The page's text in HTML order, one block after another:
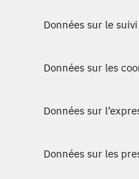
Données sur le
Données sur les
Données sur
Données sur les